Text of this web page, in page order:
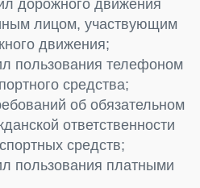
дорожного движения
лицом, участвующим
движения;
пользования телефоном
средства;
об обязательном
ответственности
средств;
пользования платными